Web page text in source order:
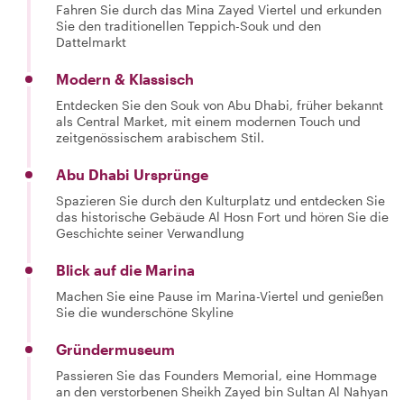
Fahren Sie durch das Mina Zayed Viertel und erkunden
Sie den traditionellen Teppich-Souk und den
Dattelmarkt
Modern & Klassisch
Entdecken Sie den Souk von Abu Dhabi, früher bekannt
als Central Market, mit einem modernen Touch und
zeitgenössischem arabischem Stil.
Abu Dhabi Ursprünge
Spazieren Sie durch den Kulturplatz und entdecken Sie
das historische Gebäude Al Hosn Fort und hören Sie die
Geschichte seiner Verwandlung
Blick auf die Marina
Machen Sie eine Pause im Marina-Viertel und genießen
Sie die wunderschöne Skyline
Gründermuseum
Passieren Sie das Founders Memorial, eine Hommage
an den verstorbenen Sheikh Zayed bin Sultan Al Nahyan